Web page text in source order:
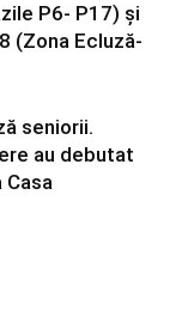
P6- P17) și
(Zona Ecluză-
seniorii.
au debutat
Casa